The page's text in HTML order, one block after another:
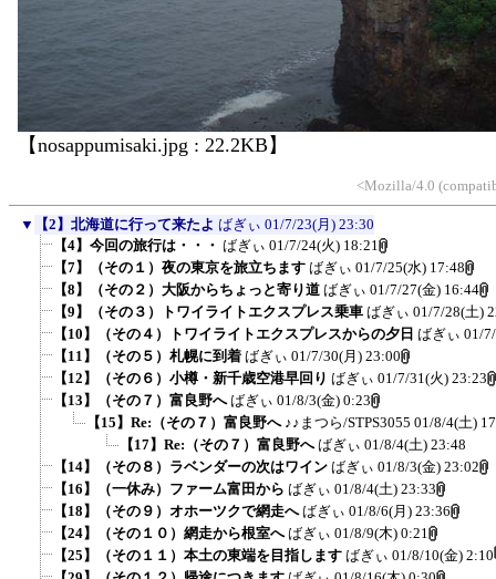
【nosappumisaki.jpg : 22.2KB】
<Mozilla/4.0
▼ 【2】北海道に行って来たよ ばぎぃ 01/7/23(月) 23:30
【4】今回の旅行は・・・ ばぎぃ 01/7/24(火) 18:21
【7】（その１）夜の東京を旅立ちます ばぎぃ 01/7/25(水) 17:48
【8】（その２）大阪からちょっと寄り道 ばぎぃ 01/7/27(金) 16:44
【9】（その３）トワイライトエクスプレス乗車 ばぎぃ 01/7/28(土)
【10】（その４）トワイライトエクスプレスからの夕日 ばぎぃ 01/
【11】（その５）札幌に到着 ばぎぃ 01/7/30(月) 23:00
【12】（その６）小樽・新千歳空港早回り ばぎぃ 01/7/31(火) 23:23
【13】（その７）富良野へばぎぃ 01/8/3(金) 0:23
【15】Re:（その７）富良野へ ♪♪まつら/STPS3055 01/8/4(土)
【17】Re:（その７）富良野へばぎぃ 01/8/4(土) 23:48
【14】（その８）ラベンダーの次はワイン ばぎぃ 01/8/3(金) 23:02
【16】（一休み）ファーム富田から ばぎぃ 01/8/4(土) 23:33
【18】（その９）オホーツクで網走へばぎぃ 01/8/6(月) 23:36
【24】（その１０）網走から根室へばぎぃ 01/8/9(木) 0:21
【25】（その１１）本土の東端を目指します ばぎぃ 01/8/10(金) 2:10